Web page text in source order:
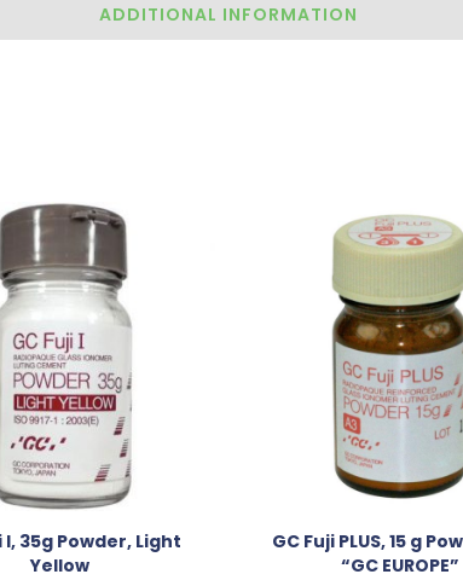
ADDITIONAL INFORMATION
I, 35g Powder, Light
Yellow
GC Fuji PLUS, 15 g
“GC EUROPE”